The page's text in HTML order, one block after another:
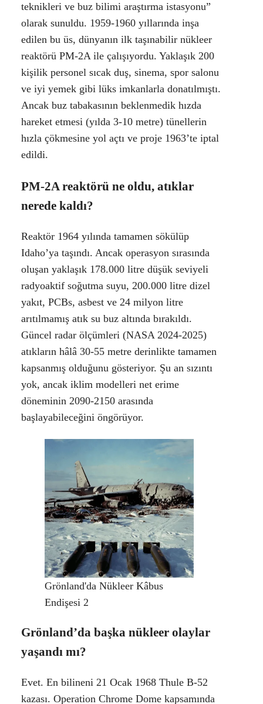
teknikleri ve buz bilimi araştırma istasyonu”
olarak sunuldu. 1959-1960 yıllarında inşa
edilen bu üs, dünyanın ilk taşınabilir nükleer
reaktörü PM-2A ile çalışıyordu. Yaklaşık 200
kişilik personel sıcak duş, sinema, spor salonu
ve iyi yemek gibi lüks imkanlarla donatılmıştı.
Ancak buz tabakasının beklenmedik hızda
hareket etmesi (yılda 3-10 metre) tünellerin
hızla çökmesine yol açtı ve proje 1963’te iptal
edildi.
PM-2A reaktörü ne oldu, atıklar
nerede kaldı?
Reaktör 1964 yılında tamamen sökülüp
Idaho’ya taşındı. Ancak operasyon sırasında
oluşan yaklaşık 178.000 litre düşük seviyeli
radyoaktif soğutma suyu, 200.000 litre dizel
yakıt, PCBs, asbest ve 24 milyon litre
arıtılmamış atık su buz altında bırakıldı.
Güncel radar ölçümleri (NASA 2024-2025)
atıkların hâlâ 30-55 metre derinlikte tamamen
kapsanmış olduğunu gösteriyor. Şu an sızıntı
yok, ancak iklim modelleri net erime
döneminin 2090-2150 arasında
başlayabileceğini öngörüyor.
Grönland'da Nükleer Kâbus
Endişesi 2
Grönland’da başka nükleer olaylar
yaşandı mı?
Evet. En bilineni 21 Ocak 1968 Thule B-52
kazası. Operation Chrome Dome kapsamında